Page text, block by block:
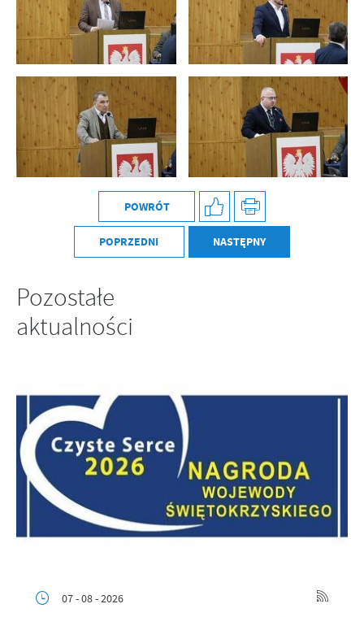
POWRÓT
POPRZEDNI NASTĘPNY
Pozostałe
aktualności
07 - 08 - 2026